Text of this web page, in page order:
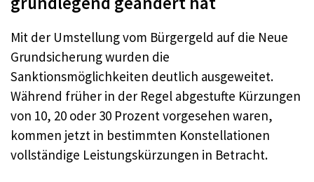
Mit der Umstellung vom Bürgergeld auf die Neue
Grundsicherung wurden die
Sanktionsmöglichkeiten deutlich ausgeweitet.
Während früher in der Regel abgestufte Kürzungen
von 10, 20 oder 30 Prozent vorgesehen waren,
kommen jetzt in bestimmten Konstellationen
vollständige Leistungskürzungen in Betracht.